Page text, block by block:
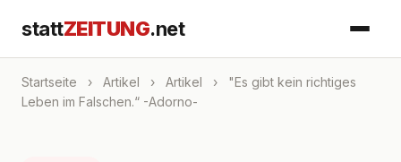
stattZEITUNG.net
Startseite › Artikel › Artikel ›
"Es gibt kein richtiges
Leben im Falschen.“ -Adorno-